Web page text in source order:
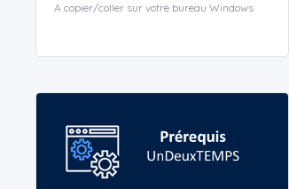
A copier/coller sur votre bureau Windows